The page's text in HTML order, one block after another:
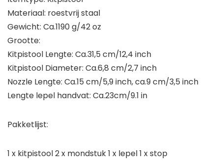
Materiaal: roestvrij staal
Gewicht: Ca.1190 g/42 oz
Grootte:
Kitpistool Lengte: Ca.31,5 cm/12,4 inch
Kitpistool Diameter: Ca.6,8 cm/2,7 inch
Nozzle Lengte: Ca.15 cm/5,9 inch, ca.9 cm/3,5 inch
Lengte lepel handvat: Ca.23cm/9.1 in
Pakketlijst:
1 x kitpistool 2 x mondstuk 1 x lepel 1 x stop